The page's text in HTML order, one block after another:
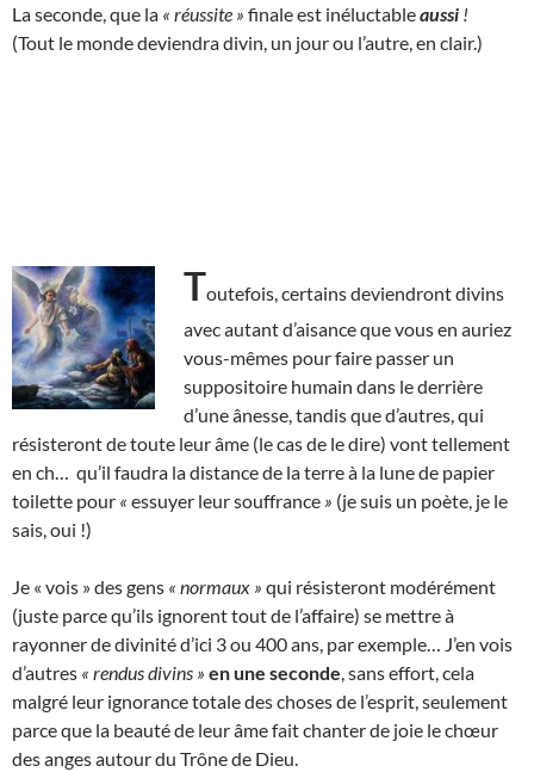
La seconde, que la « réussite » finale est inéluctableaussi !
(Tout le monde deviendra divin, un jour ou l’autre, en clair.)
Toutefois, certains deviendront divins
avec autant d’aisance que vous en auriez
vous-mêmes pour faire passer un
suppositoire humain dans le derrière
d’une ânesse, tandis que d’autres, qui
résisteront de toute leur âme (le cas de le dire) vont tellement
en ch… qu’il faudra la distance de la terre à la lune de papier
toilette pour « essuyer leur souffrance » (je suis un poète, je le
sais, oui !)
Je « vois » des gens « normaux » qui résisteront modérément
(juste parce qu’ils ignorent tout de l’affaire) se mettre à
rayonner de divinité d’ici 3 ou 400 ans, par exemple… J’en vois
d’autres « rendus divins » en une seconde , sans effort, cela
malgré leur ignorance totale des choses de l’esprit, seulement
parce que la beauté de leur âme fait chanter de joie le chœur
des anges autour du Trône de Dieu.